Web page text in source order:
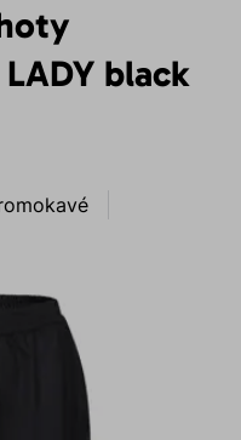
LADY black